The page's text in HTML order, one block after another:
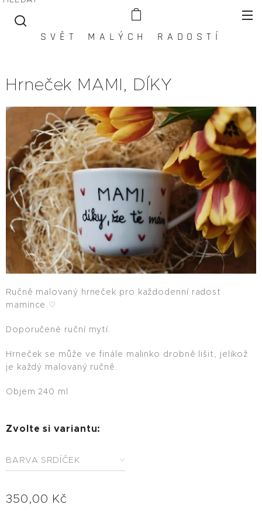
S V Ě T M A L Ý C H R A D O S T Í
Hrneček MAMI, DÍKY
Ručně malovaný hrneček pro každodenní radost
mamince ♡
Doporučené ruční mytí.
Hrneček se může ve finále malinko drobně lišit, jelikož
je každý malovaný ručně.
Objem 240 ml
Zvolte si variantu:
BARVA SRDÍČEK
350,00 Kč